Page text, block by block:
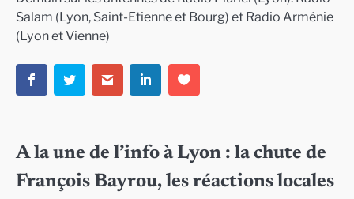
Salam (Lyon, Saint-Etienne et Bourg) et Radio Arménie
(Lyon et Vienne)
A la une de l’info à Lyon : la chute de
François Bayrou, les réactions locales